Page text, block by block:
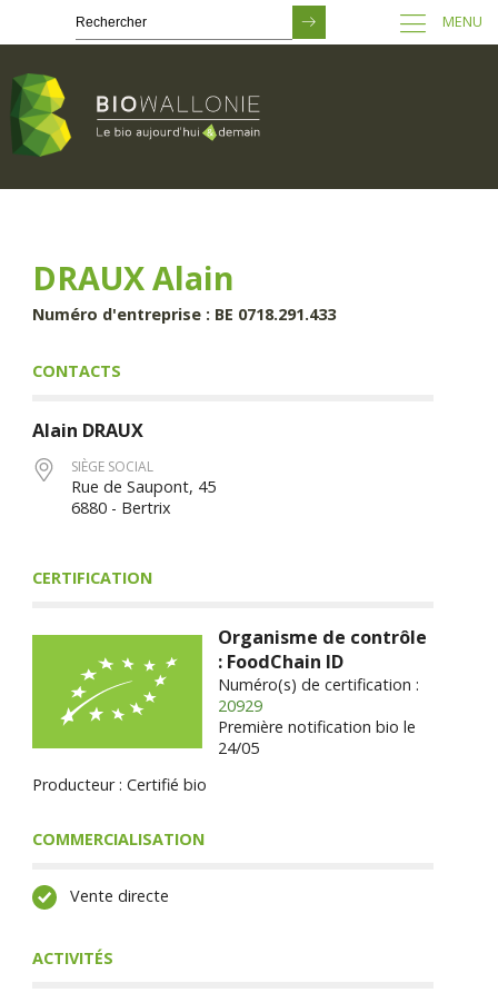
principal
MENU
DRAUX Alain
Numéro d'entreprise : BE 0718.291.433
CONTACTS
Alain DRAUX
SIÈGE SOCIAL
Rue de Saupont, 45
6880 - Bertrix
CERTIFICATION
Organisme de contrôle
: FoodChain ID
Numéro(s) de certification :
20929
Première notification bio le
24/05
Producteur : Certifié bio
COMMERCIALISATION
Vente directe
ACTIVITÉS